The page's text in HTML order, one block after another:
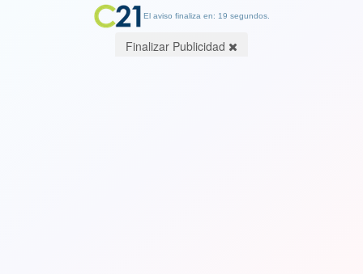
El aviso finaliza en: 19 segundos.
Finalizar Publicidad